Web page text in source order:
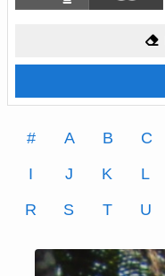
# A B C
I
J K L
R
S T U